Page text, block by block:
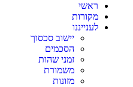
ראשי
מקורות
לענייננו
יישוב סכסוך
הסכמים
זמני שהות
משמורת
מזונות